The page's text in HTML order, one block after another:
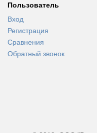
Пользователь
Вход
Регистрация
Сравнения
Обратный звонок